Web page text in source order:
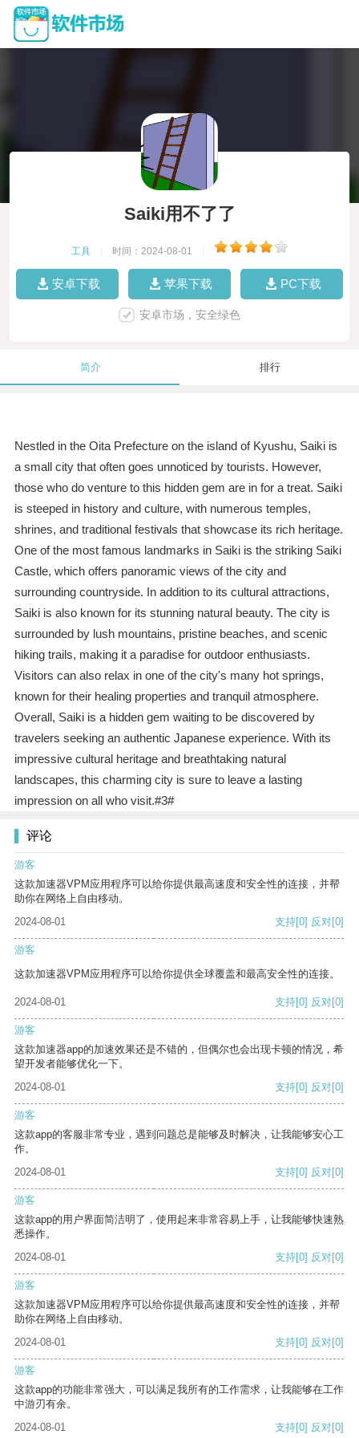
Saiki用不了了
工具 时间：2024-08-01
安卓下载 苹果下载 PC下载
安卓市场，安全绿色
简介 排行
Nestled in the Oita Prefecture on the island of Kyushu, Saiki is
a small city that often goes unnoticed by tourists. However,
those who do venture to this hidden gem are in for a treat. Saiki
is steeped in history and culture, with numerous temples,
shrines, and traditional festivals that showcase its rich heritage.
One of the most famous landmarks in Saiki is the striking Saiki
Castle, which offers panoramic views of the city and
surrounding countryside. In addition to its cultural attractions,
Saiki is also known for its stunning natural beauty. The city is
surrounded by lush mountains, pristine beaches, and scenic
hiking trails, making it a paradise for outdoor enthusiasts.
Visitors can also relax in one of the city's many hot springs,
known for their healing properties and tranquil atmosphere.
Overall, Saiki is a hidden gem waiting to be discovered by
travelers seeking an authentic Japanese experience. With its
impressive cultural heritage and breathtaking natural
landscapes, this charming city is sure to leave a lasting
impression on all who visit.#3#
评论
游客
这款加速器VPM应用程序可以给你提供最高速度和安全性的连接，并帮
助你在网络上自由移动。
2024-08-01
支持[0] 反对[0]
游客
这款加速器VPM应用程序可以给你提供全球覆盖和最高安全性的连接。
2024-08-01 支持[0] 反对[0]
游客
这款加速器app的加速效果还是不错的，但偶尔也会出现卡顿的情况，希
望开发者能够优化一下。
2024-08-01
支持[0] 反对[0]
游客
这款app的客服非常专业，遇到问题总是能够及时解决，让我能够安心工
作。
2024-08-01
支持[0] 反对[0]
游客
这款app的用户界面简洁明了，使用起来非常容易上手，让我能够快速熟
悉操作。
2024-08-01
支持[0] 反对[0]
游客
这款加速器VPM应用程序可以给你提供最高速度和安全性的连接，并帮
助你在网络上自由移动。
2024-08-01
支持[0] 反对[0]
游客
这款app的功能非常强大，可以满足我所有的工作需求，让我能够在工作
中游刃有余。
2024-08-01
支持[0] 反对[0]